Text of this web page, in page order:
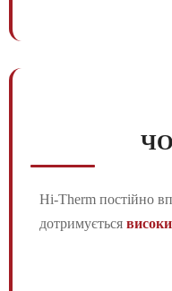
Hi-Therm постійно
дотримується